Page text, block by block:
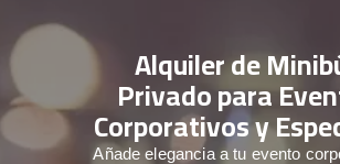
Alquiler de
Privado para
Corporativos y
Añade elegancia a tu evento